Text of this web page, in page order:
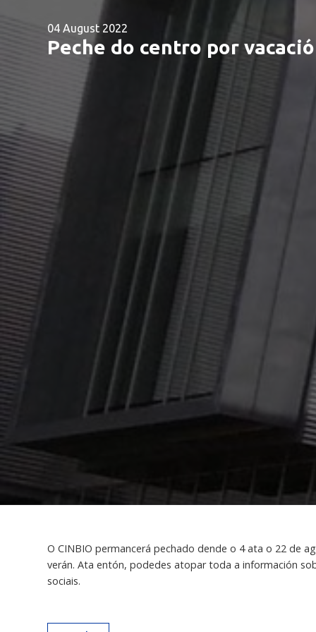
04 August 2022
Peche do centro por
O CINBIO permancerá pechado dende o 4 ata o 22 de
verán. Ata entón, podedes atopar toda a información
sociais.